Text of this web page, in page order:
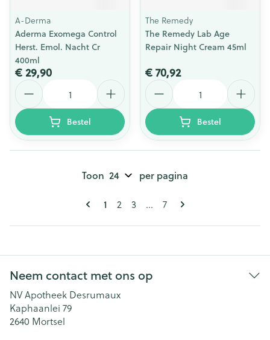
A-Derma
Aderma Exomega Control
Herst. Emol. Nacht Cr
400ml
€ 29,90
Bestel
The Remedy
The Remedy Lab Age
Repair Night Cream 45ml
€ 70,92
Bestel
Pagina's
U lees momenteel pagina
1 Pagina
2 Pagina
3 ... Pagina
7
Toon per pagina
Neem contact met ons op
NV Apotheek Desrumaux
Kaphaanlei 79
2640 Mortsel